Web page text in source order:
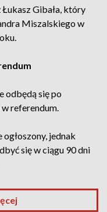
Gibała, który
Miszalskiego w
odbędą się po
referendum.
ogłoszony, jednak
się w ciągu 90 dni